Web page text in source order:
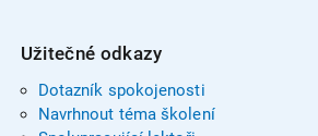
Užitečné odkazy
Dotazník spokojenosti
Navrhnout téma školení